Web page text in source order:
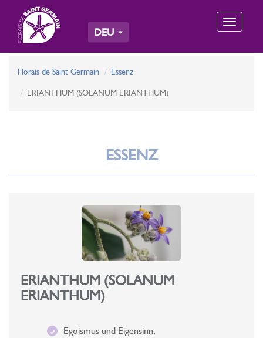
Toggle
DEU
Florais de Saint Germain Essenz
ERIANTHUM (SOLANUM ERIANTHUM)
ESSENZ
ERIANTHUM (SOLANUM
ERIANTHUM)
Egoismus und Eigensinn;